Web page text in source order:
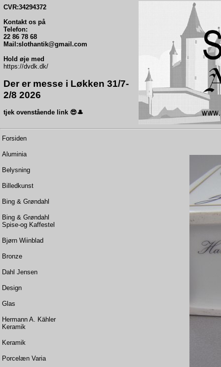
CVR:34294372
Kontakt os på
Telefon:
22 86 78 68
Mail:slothantik@gmail.com
Hold øje med
https://dvdk.dk/
Der er messe i Løkken 31/7-
2/8 2026
tjek ovenstående link 😎🎩
Forsiden
Aluminia
Belysning
Billedkunst
Bing & Grøndahl
Bing & Grøndahl
Spise-og Kaffestel
Bjørn Wiinblad
Bronze
Dahl Jensen
Design
Glas
Hermann A. Kähler
Keramik
Keramik
Porcelæn Varia